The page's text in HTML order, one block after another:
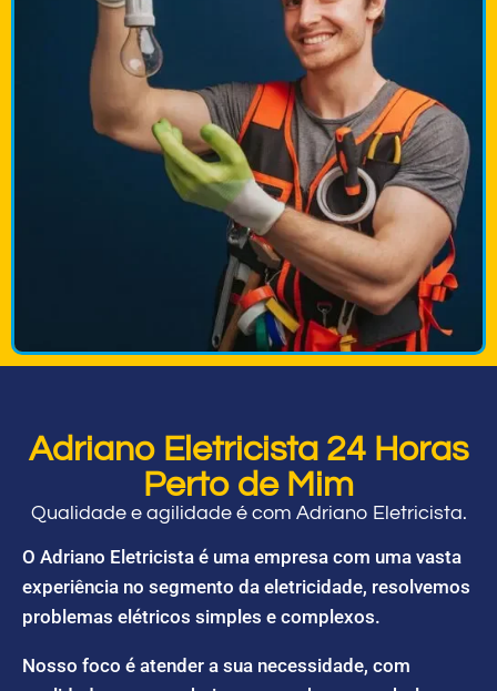
Adriano Eletricista 24 Horas
Perto de Mim
Qualidade e agilidade é com Adriano Eletricista.
O Adriano Eletricista é uma empresa com uma vasta
experiência no segmento da eletricidade, resolvemos
problemas elétricos simples e complexos.
Nosso foco é atender a sua necessidade, com